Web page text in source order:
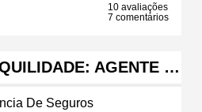
10 avaliações
7 comentários
AGENTE …
De Seguros